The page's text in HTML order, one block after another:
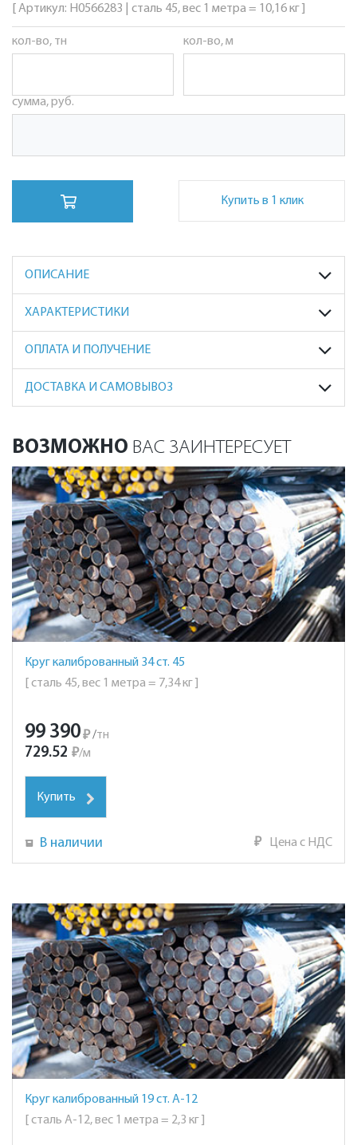
[ Артикул: Н0566283 | сталь 45, вес 1 метра = 10,16 кг ]
кол-во, тн кол-во, м
сумма, руб.
Купить в 1 клик
ОПИСАНИЕ
ХАРАКТЕРИСТИКИ
ОПЛАТА И ПОЛУЧЕНИЕ
ДОСТАВКА И САМОВЫВОЗ
ВОЗМОЖНО ВАС ЗАИНТЕРЕСУЕТ
Круг калиброванный 34 ст. 45
[ сталь 45, вес 1 метра = 7,34 кг ]
99 390₽ /тн
729.52 ₽/м
Купить
В наличии ₽ Цена с НДС
Круг калиброванный 19 ст. А-12
[ сталь А-12, вес 1 метра = 2,3 кг ]